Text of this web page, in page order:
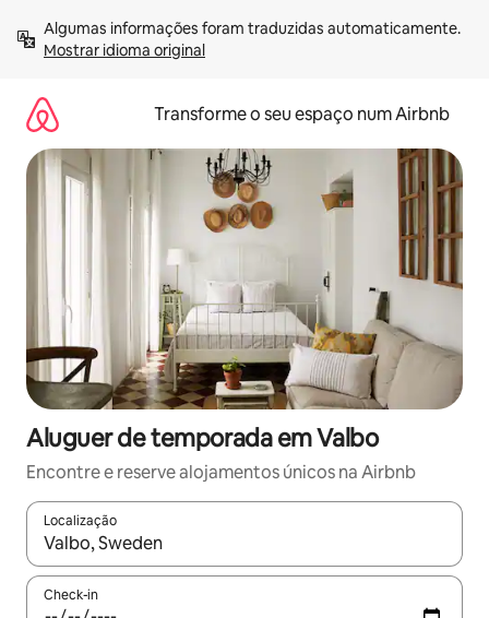
para
Mostrar idioma original
Transforme o seu espaço num Airbnb
Aluguer de temporada em Valbo
Encontre e reserve alojamentos únicos na Airbnb
Localização
Quando os resultados estiverem disponíveis, navegue com
Check-in